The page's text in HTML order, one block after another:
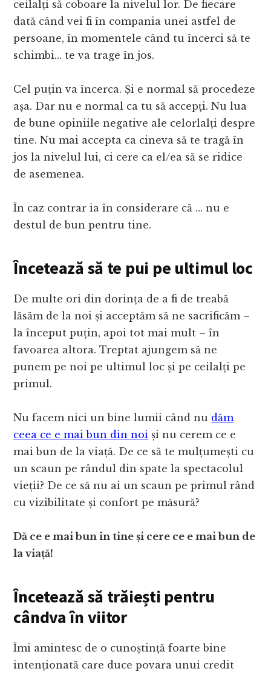
ceilalți să coboare la nivelul lor. De fiecare
dată când vei fi în compania unei astfel de
persoane, în momentele când tu încerci să te
schimbi… te va trage în jos.
Cel puțin va încerca. Și e normal să procedeze
așa. Dar nu e normal ca tu să accepți. Nu lua
de bune opiniile negative ale celorlalți despre
tine. Nu mai accepta ca cineva să te tragă în
jos la nivelul lui, ci cere ca el/ea să se ridice
de asemenea.
În caz contrar ia în considerare că … nu e
destul de bun pentru tine.
Încetează să te pui pe ultimul loc
De multe ori din dorința de a fi de treabă
lăsăm de la noi și acceptăm să ne sacrificăm –
la început puțin, apoi tot mai mult – în
favoarea altora. Treptat ajungem să ne
punem pe noi pe ultimul loc și pe ceilalți pe
primul.
Nu facem nici un bine lumii când nu dăm
ceea ce e mai bun din noi și nu cerem ce e
mai bun de la viață. De ce să te mulțumești cu
un scaun pe rândul din spate la spectacolul
vieții? De ce să nu ai un scaun pe primul rând
cu vizibilitate și confort pe măsură?
Dă ce e mai bun în tine și cere ce e mai bun de
la viață!
Încetează să trăiești pentru
cândva în viitor
Îmi amintesc de o cunoștință foarte bine
intenționată care duce povara unui credit